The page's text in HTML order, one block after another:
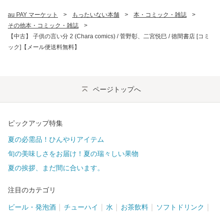
au PAY マーケット > もったいない本舗 > 本・コミック・雑誌
>
その他本・コミック・雑誌
>
【中古】 子供の言い分 2 (Chara comics) / 菅野彰、二宮悦巳 / 徳間書店 [コミ
ック]【メール便送料無料】
ページトップへ
ピックアップ特集
夏の必需品！ひんやりアイテム
旬の美味しさをお届け！夏の瑞々しい果物
夏の挨拶、まだ間に合います。
注目のカテゴリ
ビール・発泡酒 チューハイ 水 お茶飲料 ソフトドリンク